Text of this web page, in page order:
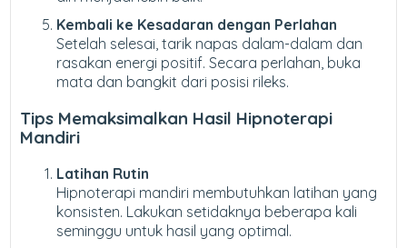
Kembali ke Kesadaran dengan Perlahan
Setelah selesai, tarik napas dalam-dalam dan
rasakan energi positif. Secara perlahan, buka
mata dan bangkit dari posisi rileks.
Tips Memaksimalkan Hasil Hipnoterapi
Mandiri
Latihan Rutin
Hipnoterapi mandiri membutuhkan latihan yang
konsisten. Lakukan setidaknya beberapa kali
seminggu untuk hasil yang optimal.